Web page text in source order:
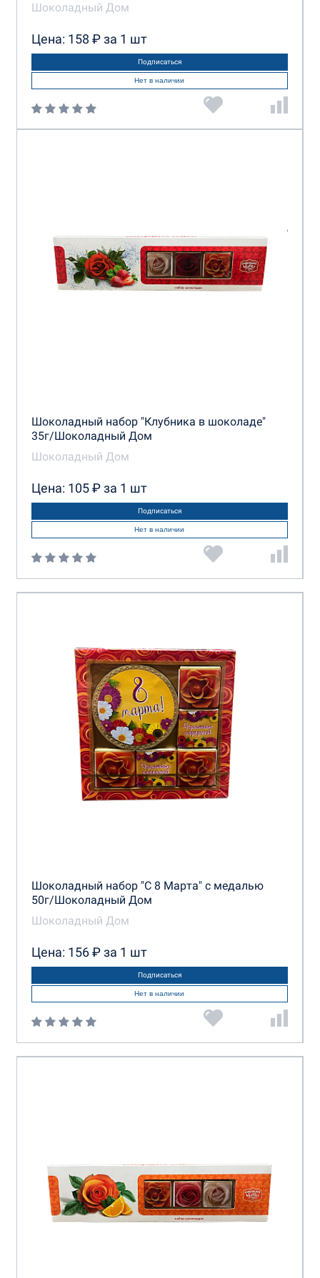
Шоколадный Дом
Цена: 158 ₽ за 1 шт
Подписаться
Нет в наличии
Шоколадный набор "Клубника в шоколаде"
35г/Шоколадный Дом
Шоколадный Дом
Цена: 105 ₽ за 1 шт
Подписаться
Нет в наличии
Шоколадный набор "С 8 Марта" с медалью
50г/Шоколадный Дом
Шоколадный Дом
Цена: 156 ₽ за 1 шт
Подписаться
Нет в наличии